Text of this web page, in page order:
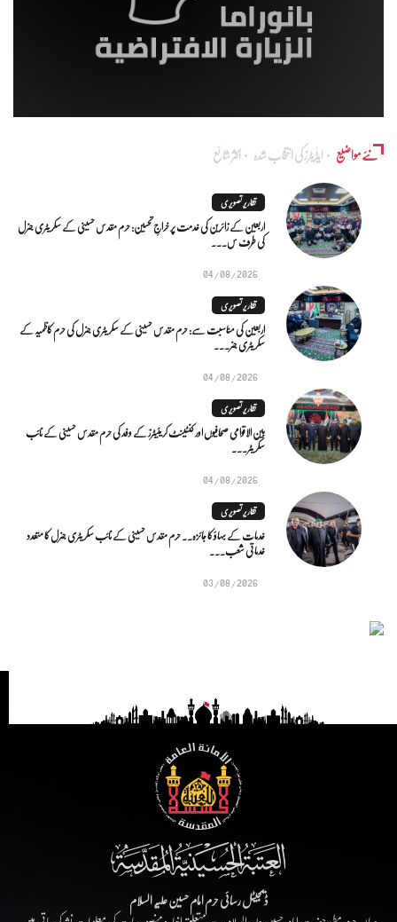
نئے مواضیع ایڈٰیٹرز کی انتخاب شدہ اکثر شائع
تقاریر تصویری
اربعین کے زائرین کی خدمت پر خراجِ تحسین: حرم مقدس حسینی کے سکریٹری جنرل
کی طرف س...
04/08/2026
تقاریر تصویری
اربعین کی مناسبت سے: حرم مقدس حسینی کے سکریٹری جنرل کی حرم کاظمیہ کے
سکریٹری جنر...
04/08/2026
تقاریر تصویری
بین الاقوامی صحافیوں اور کنٹینٹ کریئیٹرز کے وفد کی حرم مقدس حسینی کے نائب
سکریٹر...
04/08/2026
تقاریر تصویری
خدمات کے بہاؤ کا جائزہ.. حرم مقدس حسینی کے نائب سکریٹری جنرل کا متعدد
خدماتی شعب...
03/08/2026
ڈیجیٹل رسائی حرم امام حسین علیہ السلام